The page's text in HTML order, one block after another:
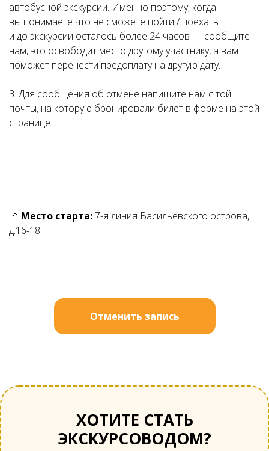
автобусной экскурсии. Именно поэтому, когда
вы понимаете что не сможете пойти / поехать
и до экскурсии осталось более 24 часов — сообщите
нам, это освободит место другому участнику, а вам
поможет перенести предоплату на другую дату.
3. Для сообщения об отмене напишите нам с той
почты, на которую бронировали билет в форме на этой
странице.
🚩 Место старта:7-я линия Васильевского острова,
д.16-18.
Отменить запись
ХОТИТЕ СТАТЬ
ЭКСКУРСОВОДОМ?